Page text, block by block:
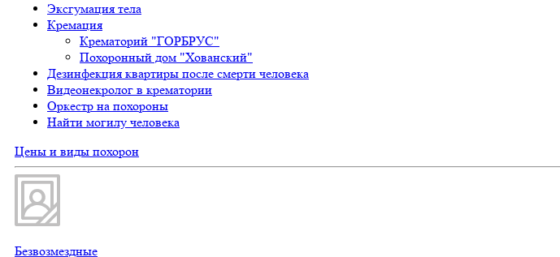
Эксгумация тела
Кремация
Крематорий "ГОРБРУС"
Похоронный дом "Хованский"
Дезинфекция квартиры после смерти человека
Видеонекролог в крематории
Оркестр на похороны
Найти могилу человека
Цены и виды похорон
Безвозмездные